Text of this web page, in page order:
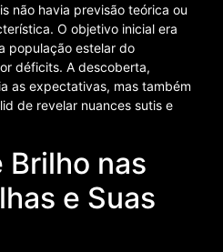
não havia previsão teórica ou
O objetivo inicial era
população estelar do
déficits. A descoberta,
as expectativas, mas também
de revelar nuances sutis e
Brilho nas
e Suas